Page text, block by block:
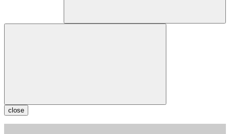
close